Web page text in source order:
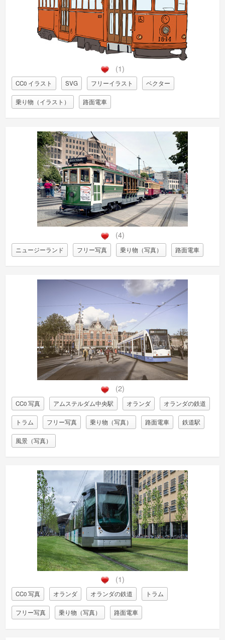
(1)
CC0 イラスト SVG フリーイラスト ベクター
乗り物（イラスト） 路面電車
(4)
ニュージーランド フリー写真 乗り物（写真） 路面電車
(2)
CC0 写真 アムステルダム中央駅 オランダ オランダの鉄道
トラム フリー写真 乗り物（写真） 路面電車 鉄道駅
風景（写真）
(1)
CC0 写真 オランダ オランダの鉄道 トラム
フリー写真 乗り物（写真） 路面電車